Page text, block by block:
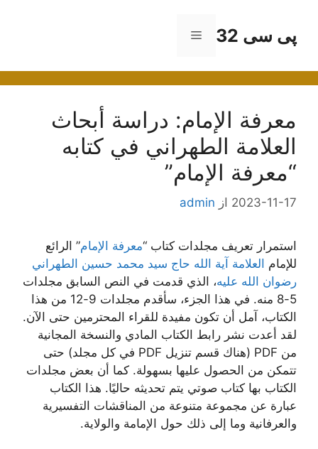
محتواپی سی 32 فهرست
معرفة الإمام: دراسة أبحاث
العلامة الطهراني في كتابه
“معرفة الإمام”
2023-11-17 از admin
استمرار تعريف مجلدات كتاب “معرفة الإمام” الرائع
للإمام العلامة آية الله حاج سيد محمد حسين الطهراني
رضوان الله عليه، الذي قدمت في النص السابق مجلدات
5-8 منه. في هذا الجزء، سأقدم مجلدات 9-12 من هذا
الكتاب، آمل أن تكون مفيدة للقراء المحترمين حتى الآن.
لقد أعدت نشر رابط الكتاب المادي والنسخة المجانية
من PDF (هناك قسم تنزيل PDF في كل مجلد) حتى
تتمكن من الحصول عليها بسهولة. كما أن بعض مجلدات
الكتاب بها كتاب صوتي يتم تحديثه حاليًا. هذا الكتاب
عبارة عن مجموعة متنوعة من المناقشات التفسيرية
والعرفانية وما إلى ذلك حول الإمامة والولاية.